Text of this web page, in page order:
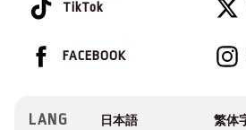
TikTok
FACEBOOK
LANG